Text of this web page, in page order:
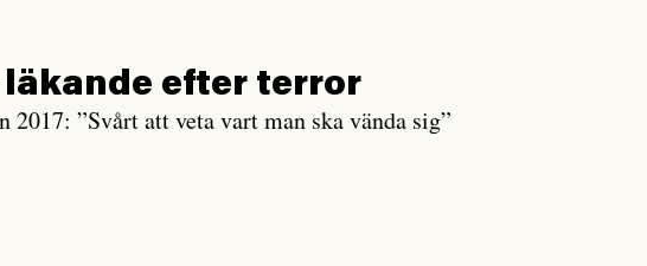
efter terror
”Svårt att veta vart man ska vända sig”